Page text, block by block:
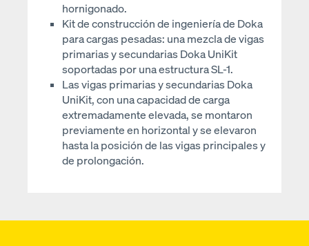
hornigonado.
Kit de construcción de ingeniería de Doka
para cargas pesadas: una mezcla de vigas
primarias y secundarias Doka UniKit
soportadas por una estructura SL-1.
Las vigas primarias y secundarias Doka
UniKit, con una capacidad de carga
extremadamente elevada, se montaron
previamente en horizontal y se elevaron
hasta la posición de las vigas principales y
de prolongación.